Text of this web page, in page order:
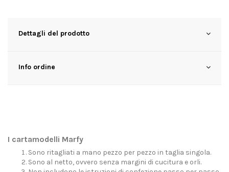
Dettagli del prodotto
Info ordine
I cartamodelli Marfy
Sono ritagliati a mano pezzo per pezzo in taglia singola.
Sono al netto, ovvero senza margini di cucitura e orli.